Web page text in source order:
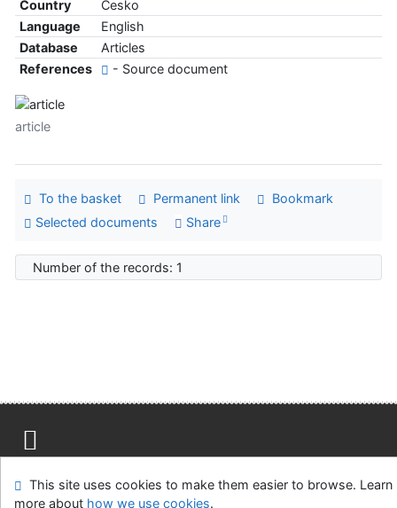
Country
Česko
Language
English
Database
Articles
References
- Source document
article
To the basket Permanent link
Bookmark
Selected documents
Share
Number of the records: 1
Feedback form
Cookie settings
This site uses cookies to make them easier to browse. Learn
more about how we use cookies.